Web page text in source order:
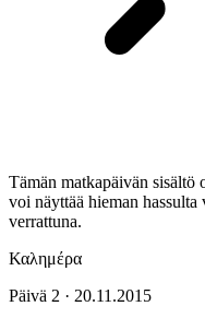
Tämän matkapäivän sisältö
voi näyttää hieman
verrattuna.
Καλημέρα
Päivä 2 · 20.11.2015